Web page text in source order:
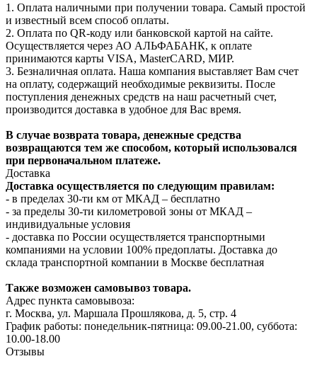
1. Оплата наличными при получении товара. Самый простой
и известный всем способ оплаты.
2. Оплата по QR-коду или банковской картой на сайте.
Осуществляется через АО АЛЬФАБАНК, к оплате
принимаются карты VISA, MasterCARD, МИР.
3. Безналичная оплата. Наша компания выставляет Вам счет
на оплату, содержащий необходимые реквизиты. После
поступления денежных средств на наш расчетный счет,
производится доставка в удобное для Вас время.
В случае возврата товара, денежные средства
возвращаются тем же способом, который использовался
при первоначальном платеже.
Доставка
Доставка осуществляется по следующим правилам:
- в пределах 30-ти км от МКАД – бесплатно
- за пределы 30-ти километровой зоны от МКАД –
индивидуальные условия
- доставка по России осуществляется транспортными
компаниями на условии 100% предоплаты. Доставка до
склада транспортной компании в Москве бесплатная
Также возможен самовывоз товара.
Адрес пункта самовывоза:
г. Москва, ул. Маршала Прошлякова, д. 5, стр. 4
График работы: понедельник-пятница: 09.00-21.00, суббота:
10.00-18.00
Отзывы